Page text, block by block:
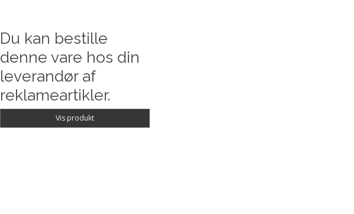
Du kan bestille
denne vare hos din
leverandør af
reklameartikler.
Vis produkt